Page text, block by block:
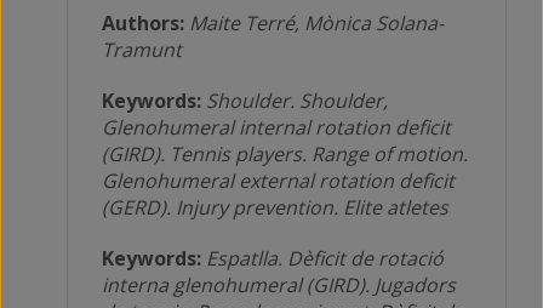
Authors: Maite Terré, Mònica Solana-
Tramunt
Keywords: Shoulder. Shoulder,
Glenohumeral internal rotation deficit
(GIRD). Tennis players. Range of motion.
Glenohumeral external rotation deficit
(GERD). Injury prevention. Elite atletes
Keywords: Espatlla. Dèficit de rotació
interna glenohumeral (GIRD). Jugadors